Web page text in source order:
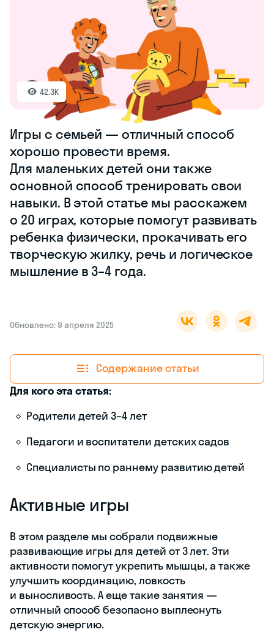
42.3K
Игры с семьей — отличный способ
хорошо провести время.
Для маленьких детей они также
основной способ тренировать свои
навыки. В этой статье мы расскажем
о 20 играх, которые помогут развивать
ребенка физически, прокачивать его
творческую жилку, речь и логическое
мышление в 3–4 года.
Обновлено: 9 апреля 2025
Содержание статьи
Для кого эта статья:
Родители детей 3–4 лет
Педагоги и воспитатели детских садов
Специалисты по раннему развитию детей
Активные игры
В этом разделе мы собрали подвижные
развивающие игры для детей от 3 лет. Эти
активности помогут укрепить мышцы, а также
улучшить координацию, ловкость
и выносливость. А еще такие занятия —
отличный способ безопасно выплеснуть
детскую энергию.